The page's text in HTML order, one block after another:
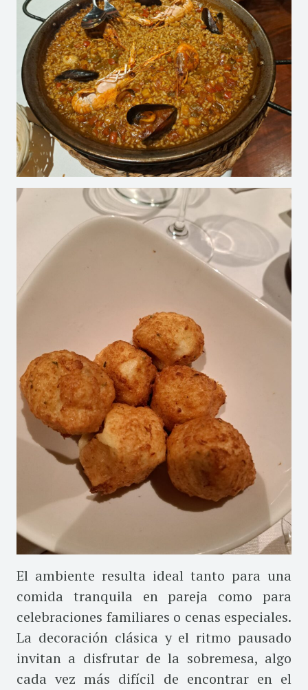
El ambiente resulta ideal tanto para una
comida tranquila en pareja como para
celebraciones familiares o cenas especiales.
La decoración clásica y el ritmo pausado
invitan a disfrutar de la sobremesa, algo
cada vez más difícil de encontrar en el